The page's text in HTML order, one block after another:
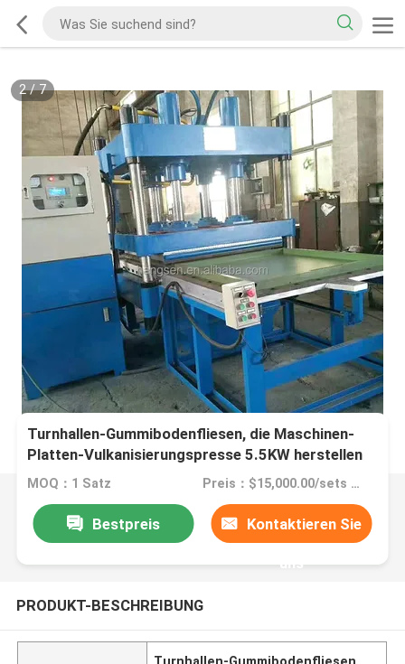
2/7
Turnhallen-Gummibodenfliesen, die Maschinen-
Platten-Vulkanisierungspresse 5.5KW herstellen
MOQ：1 Satz Preis：$15,000.00/sets >=1 sets
Bestpreis Kontaktieren Sie
uns
PRODUKT-BESCHREIBUNG
Turnhallen-Gummibodenfliesen,